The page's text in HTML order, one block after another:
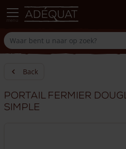
Back
Portail fermier
simple